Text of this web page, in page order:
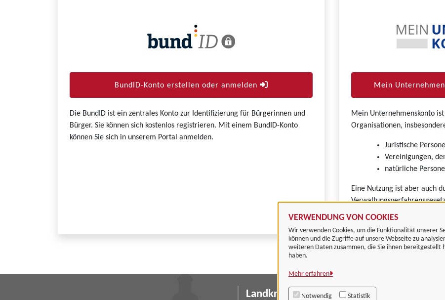
VERWENDUNG VON COOKIES
Wir verwenden Cookies, um die Funktionalität unserer
können und die Zugriffe auf unsere Webseite zu
weiteren Daten zusammen, die Sie ihnen bereitgestellt
haben.
Mehr erfahren
Notwendig Statistik
BundID-Konto erstellen oder anmelden
Die BundID ist ein zentrales Konto zur Identifizierung für Bürgerinnen und
Bürger. Sie können sich kostenlos registrieren. Mit einem BundID-Konto
können Sie sich in unserem Portal anmelden.
Mein
Mein Unternehmenskonto
Organisationen,
Juristische
Vereinigungen,
natürliche
Eine Nutzung ist aber auch
Landkreis Göttingen